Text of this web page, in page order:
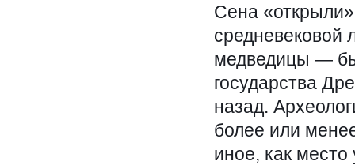
Сена
средневековой
медведицы —
государства
назад.
более или
иное, как место